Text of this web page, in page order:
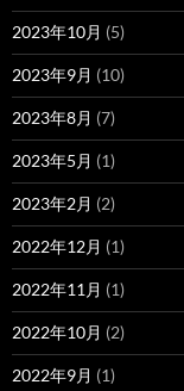
2023年10月 (5)
2023年9月 (10)
2023年8月 (7)
2023年5月 (1)
2023年2月 (2)
2022年12月 (1)
2022年11月 (1)
2022年10月 (2)
2022年9月 (1)